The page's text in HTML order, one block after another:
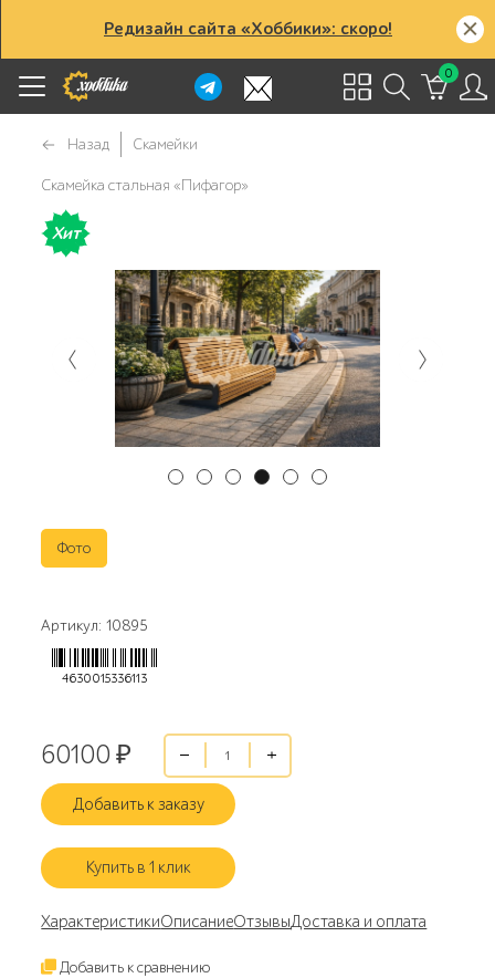
Редизайн сайта «Хоббики»: скоро!
0
Назад Скамейки
Скамейка стальная «Пифагор»
Хит
Фото
Артикул: 10895
4630015336113
60100 ₽
Добавить к заказу
Купить в 1 клик
ХарактеристикиОписаниеОтзывыДоставка и оплата
Добавить к сравнению